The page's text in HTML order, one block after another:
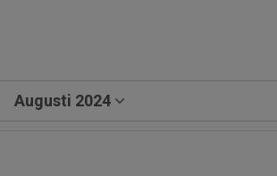
Augusti 2024